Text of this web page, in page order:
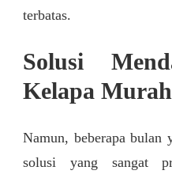
terbatas.
Solusi
Kelapa
Namun, beberapa bulan
solusi yang sangat